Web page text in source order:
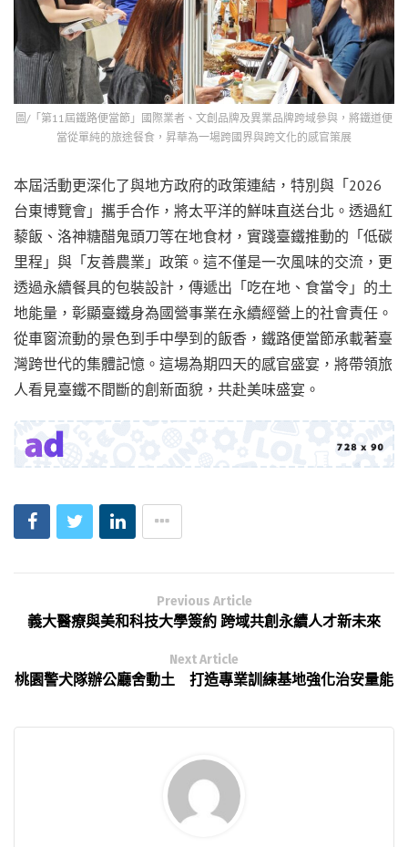
圖/「第11屆鐵路便當節」國際業者、文創品牌及異業品牌跨域參與，將鐵道便
當從單純的旅途餐食，昇華為一場跨國界與跨文化的感官策展
本屆活動更深化了與地方政府的政策連結，特別與「2026
台東博覽會」攜手合作，將太平洋的鮮味直送台北。透過紅
藜飯、洛神糖醋鬼頭刀等在地食材，實踐臺鐵推動的「低碳
里程」與「友善農業」政策。這不僅是一次風味的交流，更
透過永續餐具的包裝設計，傳遞出「吃在地、食當令」的土
地能量，彰顯臺鐵身為國營事業在永續經營上的社會責任。
從車窗流動的景色到手中學到的飯香，鐵路便當節承載著臺
灣跨世代的集體記憶。這場為期四天的感官盛宴，將帶領旅
人看見臺鐵不間斷的創新面貌，共赴美味盛宴。
Previous Article
義大醫療與美和科技大學簽約 跨域共創永續人才新未來
Next Article
桃園警犬隊辦公廳舍動土 打造專業訓練基地強化治安量能